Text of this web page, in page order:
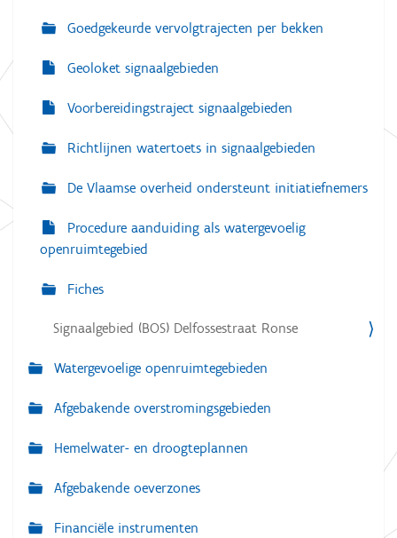
Goedgekeurde vervolgtrajecten per bekken
Geoloket signaalgebieden
Voorbereidingstraject signaalgebieden
Richtlijnen watertoets in signaalgebieden
De Vlaamse overheid ondersteunt initiatiefnemers
Procedure aanduiding als watergevoelig
openruimtegebied
Fiches
Signaalgebied (BOS) Delfossestraat Ronse
Watergevoelige openruimtegebieden
Afgebakende overstromingsgebieden
Hemelwater- en droogteplannen
Afgebakende oeverzones
Financiële instrumenten